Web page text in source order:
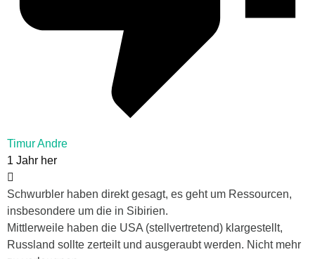
Timur Andre
1 Jahr her
Schwurbler haben direkt gesagt, es geht um Ressourcen,
insbesondere um die in Sibirien.
Mittlerweile haben die USA (stellvertretend) klargestellt,
Russland sollte zerteilt und ausgeraubt werden. Nicht mehr